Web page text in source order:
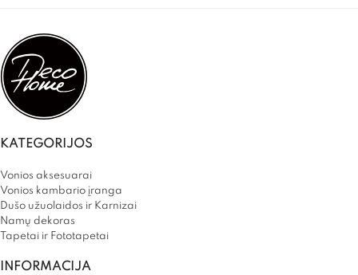
KATEGORIJOS
Vonios aksesuarai
Vonios kambario įranga
Dušo užuolaidos ir Karnizai
Namų dekoras
Tapetai ir Fototapetai
INFORMACIJA